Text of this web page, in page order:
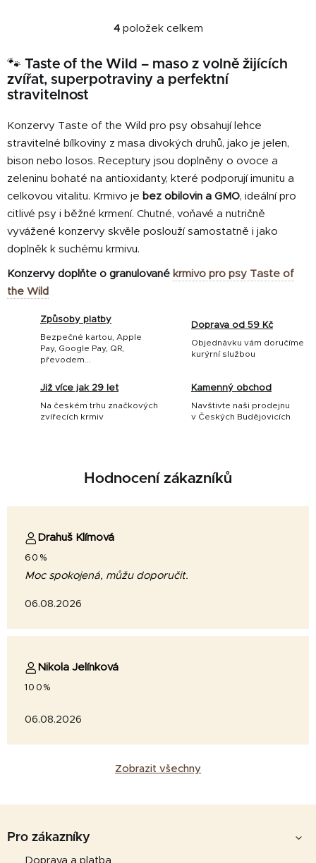
O
l
á
c
í
p
r
v
y
v
p
4položek celkem
🐾 Taste of the Wild – maso z volně žijících
zvířat, superpotraviny a perfektní
stravitelnost
Konzervy Taste of the Wild pro psy obsahují lehce
stravitelné bílkoviny z masa divokých druhů, jako je jelen,
bison nebo losos. Receptury jsou doplněny o ovoce a
zeleninu bohaté na antioxidanty, které podporují imunitu a
celkovou vitalitu. Krmivo je bez obilovin a GMO, ideální pro
citlivé psy i běžné krmení. Chutné, voňavé a nutričně
vyvážené konzervy skvěle poslouží samostatně i jako
doplněk k suchému krmivu.
Konzervy doplňte o granulované krmivo pro psy Taste of
the Wild
Způsoby platby
Bezpečné kartou, Apple
Pay, Google Pay, QR,
převodem...
Doprava od 59 Kč
Objednávku vám doručíme
kurýrní službou
Již více jak 29 let
Na českém trhu značkových
zvířecích krmiv
Kamenný obchod
Navštivte naši prodejnu
v Českých Budějovicích
Hodnocení zákazníků
Drahuš Klímová
60%
Moc spokojená, můžu doporučit.
06.08.2026
Nikola Jelínková
100%
06.08.2026
Zobrazit všechny
Pro zákazníky
Doprava a platba